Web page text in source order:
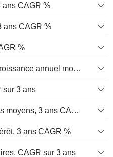
ans CAGR %
ans CAGR %
%
Dépôts totaux, taux de croissance annuel moyen sur 3 ans %.
sur 3 ans
Actifs productifs d'intérêts moyens, 3 ans CAGR %
3 ans CAGR %
CAGR sur 3 ans